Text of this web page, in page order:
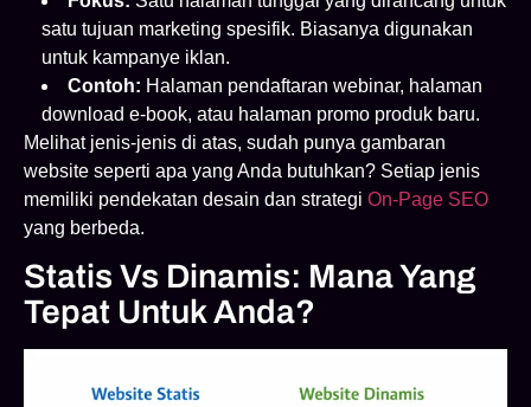
satu tujuan marketing spesifik. Biasanya digunakan
untuk kampanye iklan.
Contoh: Halaman pendaftaran webinar, halaman
download e-book, atau halaman promo produk baru.
Melihat jenis-jenis di atas, sudah punya gambaran
website seperti apa yang Anda butuhkan? Setiap jenis
memiliki pendekatan desain dan strategi On-Page SEO
yang berbeda.
Statis Vs Dinamis: Mana Yang
Tepat Untuk Anda?